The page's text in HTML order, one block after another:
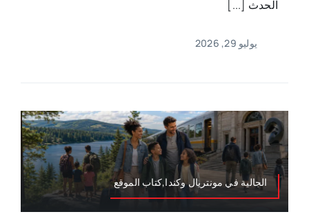
الحدث [...]
يوليو 29, 2026
الجالية في مونتريال وكندا,كتاب الموقع